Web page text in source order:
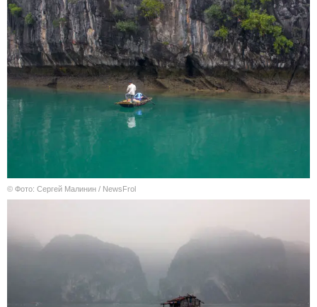
© Фото: Сергей Малинин / NewsFrol